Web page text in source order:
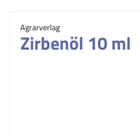
Agrarverlag
Zirbenöl 10 ml